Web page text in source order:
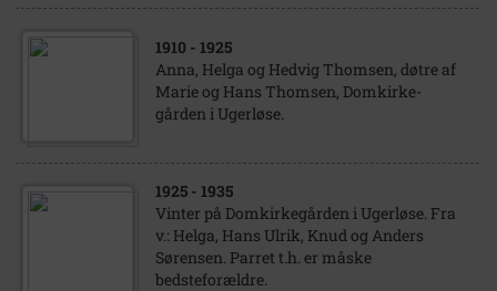
1910 - 1925
Anna, Helga og Hedvig Thomsen, døtre af
Marie og Hans Thomsen, Domkirke-
gården i Ugerløse.
1925 - 1935
Vinter på Domkirkegården i Ugerløse. Fra
v.: Helga, Hans Ulrik, Knud og Anders
Sørensen. Parret t.h. er måske
bedsteforældre.